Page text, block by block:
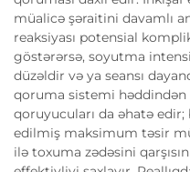
müalicə şəraitini davamlı
reaksiyası potensial
göstərərsə, soyutma
düzəldir və ya seansı
qoruma sistemi həddindən
qoruyucuları da əhatə
edilmiş maksimum təsir
ilə toxuma zədəsini